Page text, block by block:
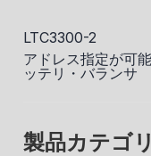
LTC3300-2
アドレス指定が可
ッテリ・バランサ
製品カテゴリ